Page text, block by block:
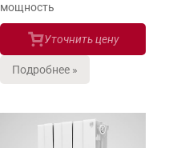
мощность
Уточнить цену
Подробнее »